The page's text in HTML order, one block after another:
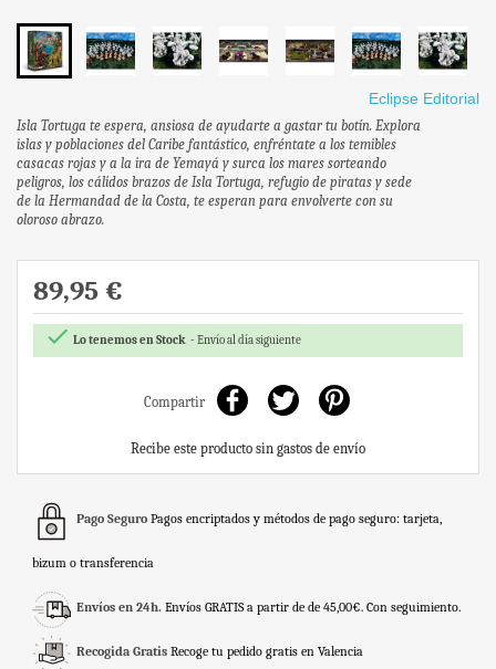
Eclipse Editorial
Isla Tortuga te espera, ansiosa de ayudarte a gastar tu botín. Explora
islas y poblaciones del Caribe fantástico, enfréntate a los temibles
casacas rojas y a la ira de Yemayá y surca los mares sorteando
peligros, los cálidos brazos de Isla Tortuga, refugio de piratas y sede
de la Hermandad de la Costa, te esperan para envolverte con su
oloroso abrazo.
89,95 €
 Lo tenemos en Stock Envío al día siguiente
Compartir
Recibe este producto sin gastos de envío
Pago Seguro Pagos encriptados y métodos de pago seguro: tarjeta,
bizum o transferencia
Envíos en 24h. Envíos GRATIS a partir de de 45,00€. Con seguimiento.
Recogida Gratis Recoge tu pedido gratis en Valencia